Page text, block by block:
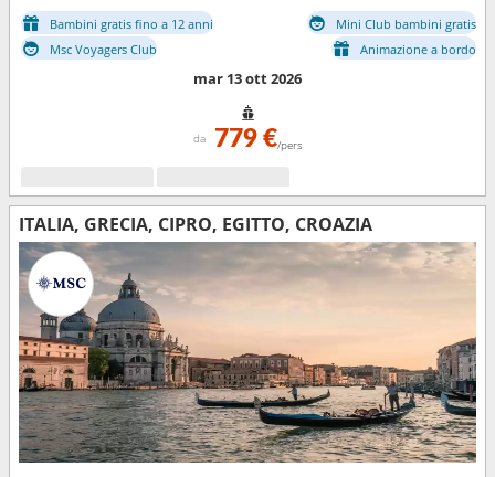
Bambini gratis fino a 12 anni
Mini Club bambini gratis
Msc Voyagers Club
Animazione a bordo
mar 13 ott 2026
da 779 €/pers
ITALIA, GRECIA, CIPRO, EGITTO, CROAZIA